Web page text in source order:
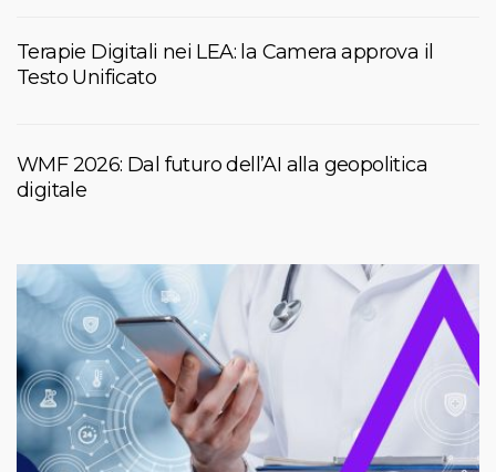
Terapie Digitali nei LEA: la Camera approva il
Testo Unificato
WMF 2026: Dal futuro dell’AI alla geopolitica
digitale